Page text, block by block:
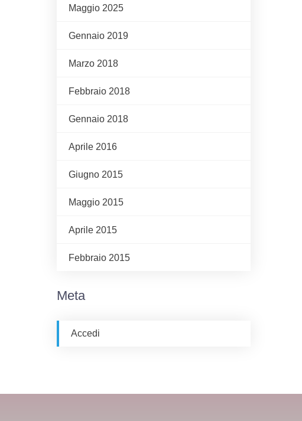
Maggio 2025
Gennaio 2019
Marzo 2018
Febbraio 2018
Gennaio 2018
Aprile 2016
Giugno 2015
Maggio 2015
Aprile 2015
Febbraio 2015
Meta
Accedi